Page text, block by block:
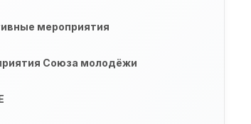
мероприятия
Союза молодёжи